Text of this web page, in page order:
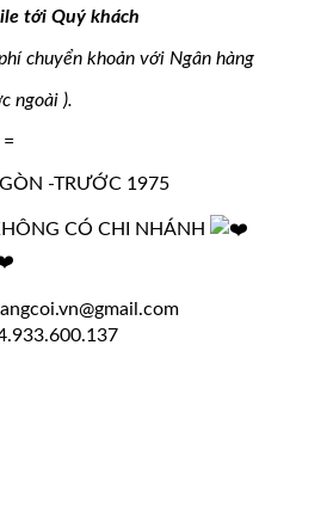
tới Quý khách
chuyển khoản với Ngân hàng
ngoài ).
-TRƯỚC 1975
CÓ CHI NHÁNH